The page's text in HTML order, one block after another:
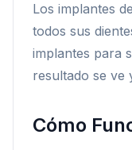
Los implantes
todos sus
implantes para
resultado se ve
Cómo